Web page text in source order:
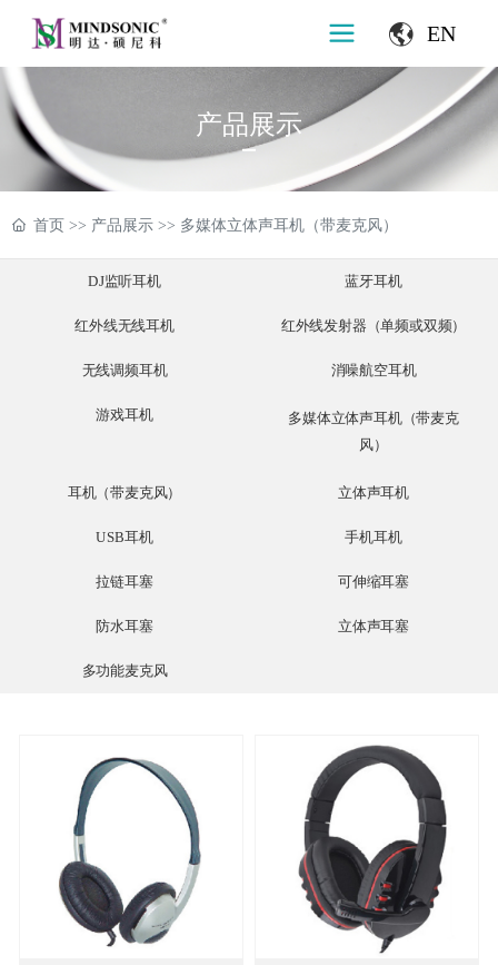
EN
产品展示
首页 >> 产品展示 >> 多媒体立体声耳机（带麦克风）
DJ监听耳机 蓝牙耳机
红外线无线耳机 红外线发射器（单频或双频）
无线调频耳机 消噪航空耳机
游戏耳机
多媒体立体声耳机（带麦克
风）
耳机（带麦克风） 立体声耳机
USB耳机 手机耳机
拉链耳塞 可伸缩耳塞
防水耳塞 立体声耳塞
多功能麦克风